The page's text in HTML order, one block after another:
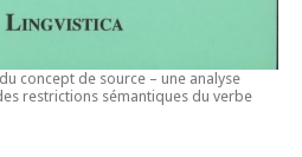
du concept de source – une analyse
restrictions sémantiques du verbe